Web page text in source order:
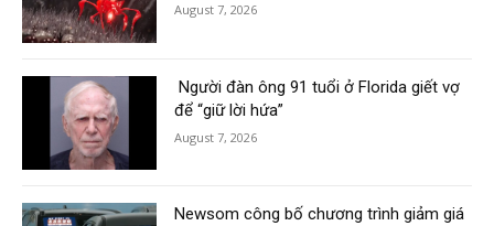
August 7, 2026
Người đàn ông 91 tuổi ở Florida giết vợ
để “giữ lời hứa”
August 7, 2026
Newsom công bố chương trình giảm giá